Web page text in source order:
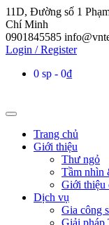
11D, Đường số 1
Chí Minh
0901845585
Login / Register
0 sp
0₫
Trang chủ
Giới thiệu
Thư ngỏ
Tầm nhìn
Giới thiệu
Dịch vụ
Gia công
Giải pháp